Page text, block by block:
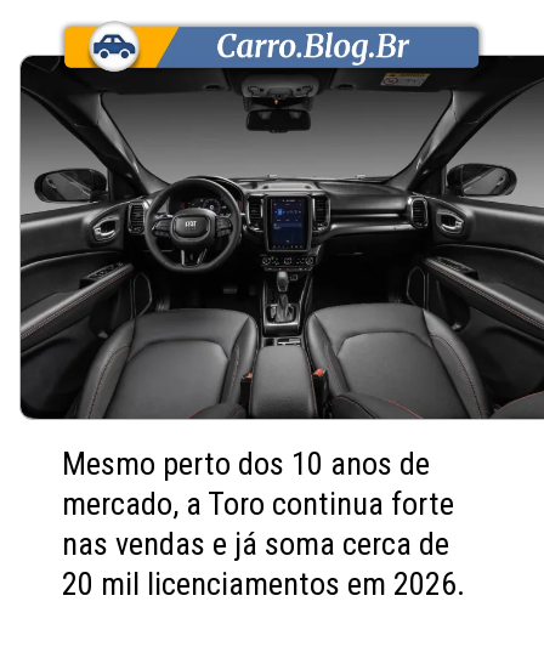
Mesmo perto dos 10 anos de
mercado, a Toro continua forte
nas vendas e já soma cerca de
20 mil licenciamentos em 2026.